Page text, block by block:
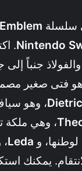
سلسلة
Nintendo
.
جنباً
فتى صغير
، وهو
، وهي ملكة
و Leda
يمكنك